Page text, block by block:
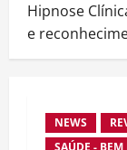
Hipnose
e
NEWS
SAÚDE - BEM